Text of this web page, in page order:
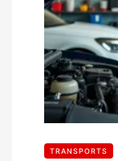
TRANSPORTS